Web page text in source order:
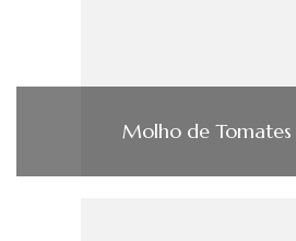
Molho de Tomates